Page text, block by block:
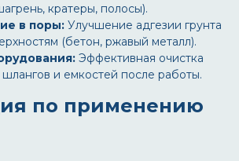
кратеры, полосы).
в поры: Улучшение адгезии грунта
(бетон, ржавый металл).
Эффективная очистка
шлангов и емкостей после работы.
по применению